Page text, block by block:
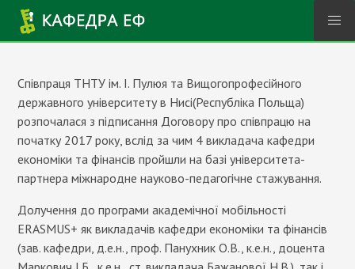
Перейти до основного вмісту
Співпраця ТНТУ ім. І. Пулюя та Вищогопрофесійного
державного університету в Нисі(Республіка Польща)
розпочалася з підписання Договору про співпрацю на
початку 2017 року, вслід за чим 4 викладача кафедри
економіки та фінансів пройшли на базі університета-
партнера міжнародне науково-педагогічне стажування.
Долучення до програми академічної мобільності
ERASMUS+ як викладачів кафедри економіки та фінансів
(зав. кафедри, д.е.н., проф. Панухник О.В., к.е.н., доцента